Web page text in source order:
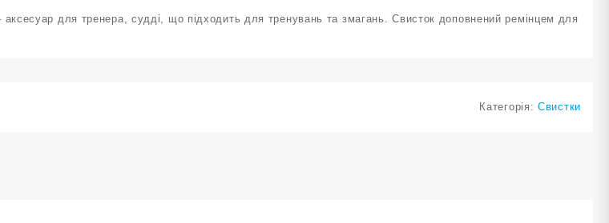
аксесуар для тренера, судді, що підходить для тренувань та змагань. Свисток доповнений ремінцем для
Категорія:Свистки